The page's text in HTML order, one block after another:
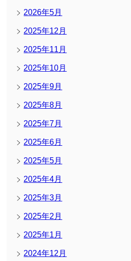
2026年5月
2025年12月
2025年11月
2025年10月
2025年9月
2025年8月
2025年7月
2025年6月
2025年5月
2025年4月
2025年3月
2025年2月
2025年1月
2024年12月